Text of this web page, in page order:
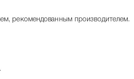
рекомендованным производителем.